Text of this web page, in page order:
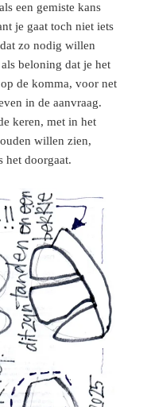
een gemiste kans
je gaat toch niet iets
zo nodig willen
beloning dat je het
de komma, voor net
in de aanvraag.
keren, met in het
willen zien,
het doorgaat.